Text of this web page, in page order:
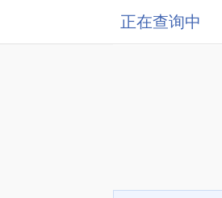
正在查询中